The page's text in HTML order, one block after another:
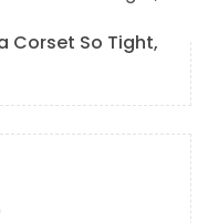
Corset So Tight,